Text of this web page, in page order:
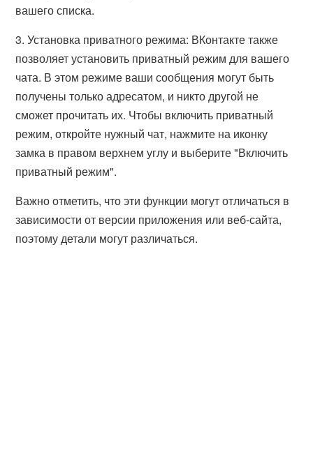
вашего списка.
3. Установка приватного режима: ВКонтакте также
позволяет установить приватный режим для вашего
чата. В этом режиме ваши сообщения могут быть
получены только адресатом, и никто другой не
сможет прочитать их. Чтобы включить приватный
режим, откройте нужный чат, нажмите на иконку
замка в правом верхнем углу и выберите "Включить
приватный режим".
Важно отметить, что эти функции могут отличаться в
зависимости от версии приложения или веб-сайта,
поэтому детали могут различаться.